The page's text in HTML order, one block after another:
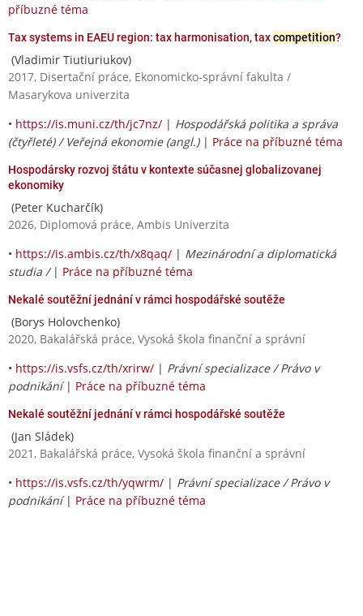
příbuzné téma
Tax systems in EAEU region: tax harmonisation, taxcompetition?
(Vladimir Tiutiuriukov)
2017, Disertační práce, Ekonomicko-správní fakulta /
Masarykova univerzita
• https://is.muni.cz/th/jc7nz/ | Hospodářská politika a správa
(čtyřleté) / Veřejná ekonomie (angl.)| Práce na příbuzné téma
Hospodársky rozvoj štátu v kontexte súčasnej globalizovanej
ekonomiky
(Peter Kucharčík)
2026, Diplomová práce, Ambis Univerzita
• https://is.ambis.cz/th/x8qaq/ | Mezinárodní a diplomatická
studia / | Práce na příbuzné téma
Nekalé soutěžní jednání v rámci hospodářské soutěže
(Borys Holovchenko)
2020, Bakalářská práce, Vysoká škola finanční a správní
• https://is.vsfs.cz/th/xrirw/ | Právní specializace / Právo v
podnikání| Práce na příbuzné téma
Nekalé soutěžní jednání v rámci hospodářské soutěže
(Jan Sládek)
2021, Bakalářská práce, Vysoká škola finanční a správní
• https://is.vsfs.cz/th/yqwrm/ | Právní specializace / Právo v
podnikání| Práce na příbuzné téma